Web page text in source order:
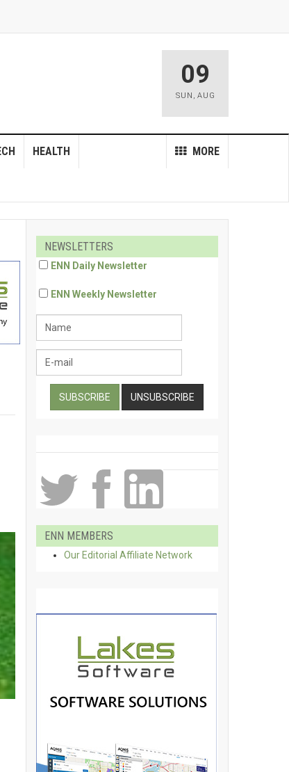
09
SUN , AUG
MORE
HEALTH
NEWSLETTERS
ENN Daily Newsletter
ENN Weekly Newsletter
ENN MEMBERS
Our Editorial Affiliate Network